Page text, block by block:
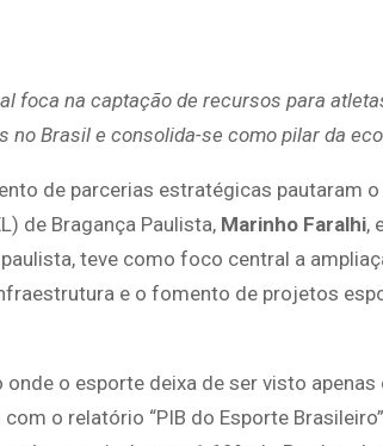
foca na captação de recursos para
no Brasil e consolida-se como pilar da
de parcerias estratégicas pautaram
de Bragança Paulista, Marinho Faralhi,
teve como foco central a
e o fomento de projetos
o esporte deixa de ser visto
o relatório “PIB do Esporte